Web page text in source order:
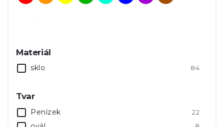
Materiál
sklo 84
Tvar
Penízek 22